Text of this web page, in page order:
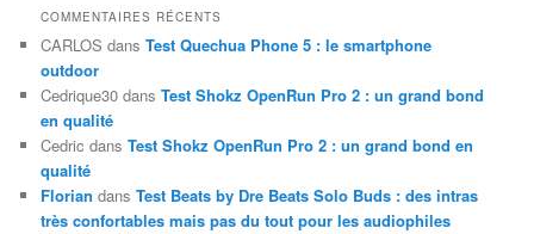
COMMENTAIRES RÉCENTS
CARLOS dansTest Quechua Phone 5 : le smartphone
outdoor
Cedrique30 dansTest Shokz OpenRun Pro 2 : un grand bond
en qualité
Cedric dansTest Shokz OpenRun Pro 2 : un grand bond en
qualité
Florian dansTest Beats by Dre Beats Solo Buds : des intras
très confortables mais pas du tout pour les audiophiles